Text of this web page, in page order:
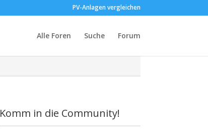
PV-Anlagen vergleichen
Alle Foren Suche Forum
Komm in die Community!